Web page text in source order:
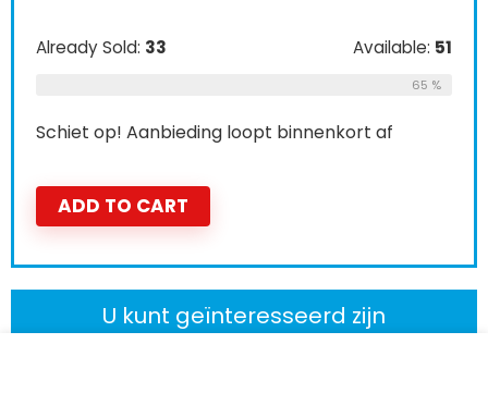
Already Sold: 33 Available: 51
65 %
Schiet op! Aanbieding loopt binnenkort af
ADD TO CART
U kunt geïnteresseerd zijn